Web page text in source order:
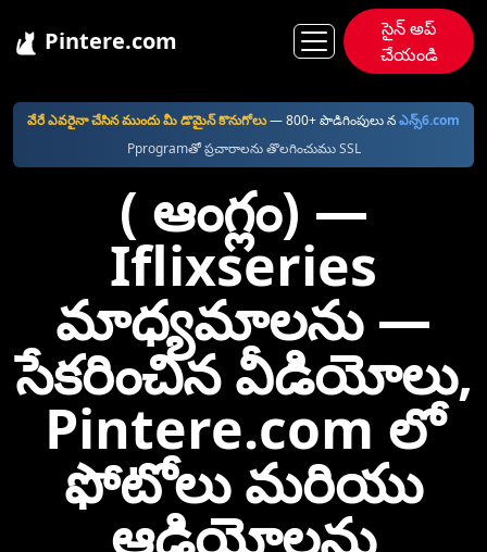
Pintere.com
సైన్ అప్
చేయండి
వేరే ఎవరైనా చేసిన ముందు మీ డొమైన్ కొనుగోలు—⁠ 800+ పొడిగింపులు నఎన్స్6.com
Pprogramతో ప్రచారాలను తొలగించుము SSL
( ఆంగ్లం) —⁠
Iflixseries
మాధ్యమాలను —
సేకరించిన వీడియోలు,
Pintere.com లో
ఫోటోలు మరియు
ఆడియోలను